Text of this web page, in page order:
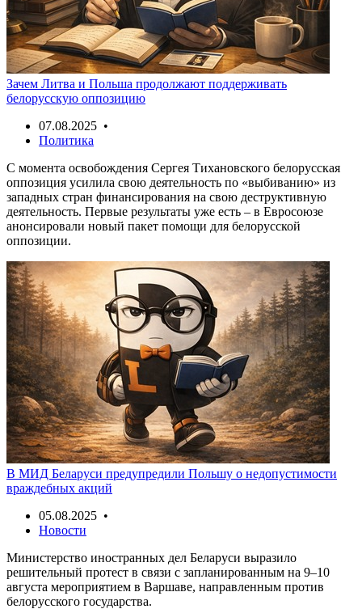
Зачем Литва и Польша продолжают поддерживать
белорусскую оппозицию
07.08.2025 •
Политика
С момента освобождения Сергея Тихановского белорусская
оппозиция усилила свою деятельность по «выбиванию» из
западных стран финансирования на свою деструктивную
деятельность. Первые результаты уже есть – в Евросоюзе
анонсировали новый пакет помощи для белорусской
оппозиции.
В МИД Беларуси предупредили Польшу о недопустимости
враждебных акций
05.08.2025 •
Новости
Министерство иностранных дел Беларуси выразило
решительный протест в связи с запланированным на 9–10
августа мероприятием в Варшаве, направленным против
белорусского государства.